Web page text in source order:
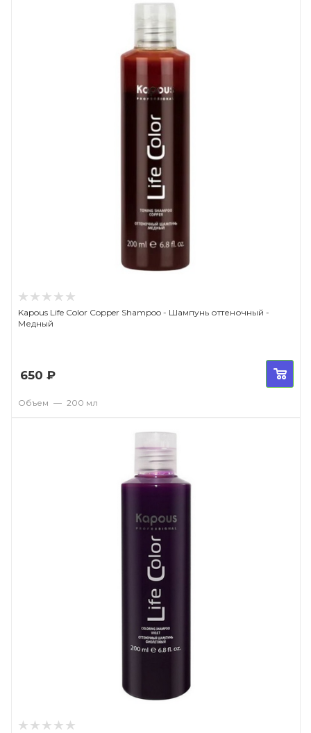
Kapous Life Color Copper Shampoo - Шампунь оттеночный -
Медный
650 ₽
Объем — 200 мл